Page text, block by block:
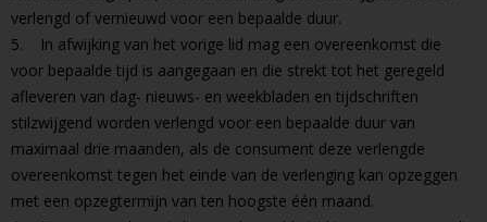
verlengd of vernieuwd voor een bepaalde duur.
5. In afwijking van het vorige lid mag een overeenkomst die
voor bepaalde tijd is aangegaan en die strekt tot het geregeld
afleveren van dag- nieuws- en weekbladen en tijdschriften
stilzwijgend worden verlengd voor een bepaalde duur van
maximaal drie maanden, als de consument deze verlengde
overeenkomst tegen het einde van de verlenging kan opzeggen
met een opzegtermijn van ten hoogste één maand.